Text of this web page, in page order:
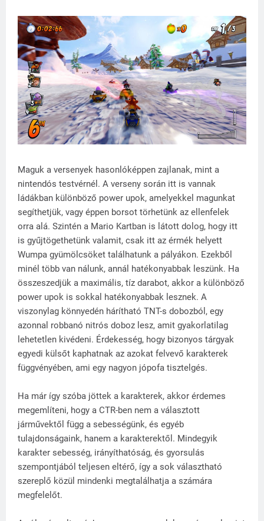
Maguk a versenyek hasonlóképpen zajlanak, mint a
nintendós testvérnél. A verseny során itt is vannak
ládákban különböző power upok, amelyekkel magunkat
segíthetjük, vagy éppen borsot törhetünk az ellenfelek
orra alá. Szintén a Mario Kartban is látott dolog, hogy itt
is gyűjtögethetünk valamit, csak itt az érmék helyett
Wumpa gyümölcsöket találhatunk a pályákon. Ezekből
minél több van nálunk, annál hatékonyabbak leszünk. Ha
összeszedjük a maximális, tíz darabot, akkor a különböző
power upok is sokkal hatékonyabbak lesznek. A
viszonylag könnyedén hárítható TNT-s dobozból, egy
azonnal robbanó nitrós doboz lesz, amit gyakorlatilag
lehetetlen kivédeni. Érdekesség, hogy bizonyos tárgyak
egyedi külsőt kaphatnak az azokat felvevő karakterek
függvényében, ami egy nagyon jópofa tisztelgés.
Ha már így szóba jöttek a karakterek, akkor érdemes
megemlíteni, hogy a CTR-ben nem a választott
járművektől függ a sebességünk, és egyéb
tulajdonságaink, hanem a karakterektől. Mindegyik
karakter sebesség, irányíthatóság, és gyorsulás
szempontjából teljesen eltérő, így a sok választható
szereplő közül mindenki megtalálhatja a számára
megfelelőt.